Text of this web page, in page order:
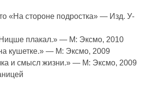
«На стороне подростка» — Изд. У-
плакал.» — М: Эксмо, 2010
кушетке.» — М: Эксмо, 2009
и смысл жизни.» — М: Эксмо, 2009